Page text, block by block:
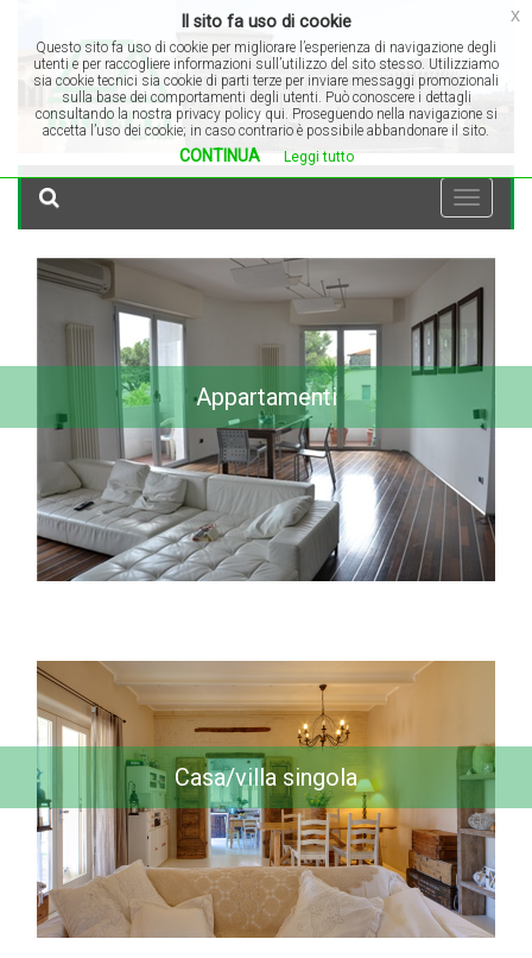
Toggle
Appartamenti
Casa/villa singola
Il sito fa uso di cookie
Questo sito fa uso di cookie per migliorare l’esperienza di navigazione degli
utenti e per raccogliere informazioni sull’utilizzo del sito stesso. Utilizziamo
sia cookie tecnici sia cookie di parti terze per inviare messaggi promozionali
sulla base dei comportamenti degli utenti. Può conoscere i dettagli
consultando la nostra privacy policy qui. Proseguendo nella navigazione si
accetta l’uso dei cookie; in caso contrario è possibile abbandonare il sito.
CONTINUA Leggi tutto
x